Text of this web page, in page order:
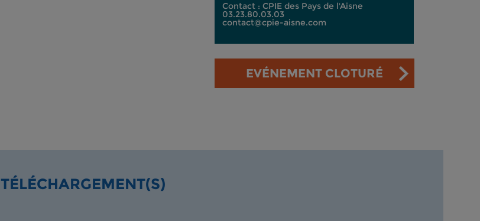
Contact : CPIE des Pays de l'Aisne
03.23.80.03.03
contact@cpie-aisne.com
EVÉNEMENT CLOTURÉ
TÉLÉCHARGEMENT(S)